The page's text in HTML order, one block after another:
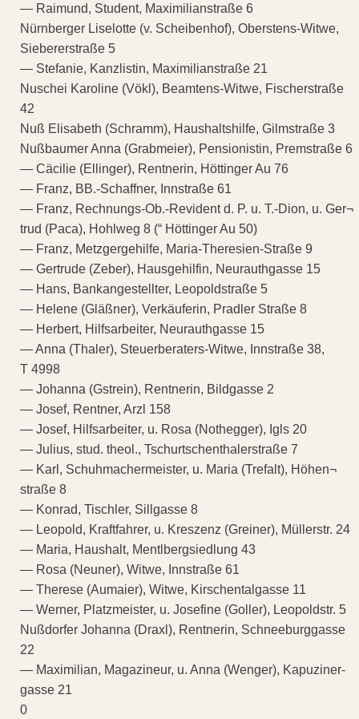
— Raimund, Student, Maximilianstraße 6
Nürnberger Liselotte (v. Scheibenhof), Oberstens-Witwe,
Siebererstraße 5
— Stefanie, Kanzlistin, Maximilianstraße 21
Nuschei Karoline (Vökl), Beamtens-Witwe, Fischerstraße
42
Nuß Elisabeth (Schramm), Haushaltshilfe, Gilmstraße 3
Nußbaumer Anna (Grabmeier), Pensionistin, Premstraße 6
— Cäcilie (Ellinger), Rentnerin, Höttinger Au 76
— Franz, BB.-Schaffner, Innstraße 61
— Franz, Rechnungs-Ob.-Revident d. P. u. T.-Dion, u. Ger¬
trud (Paca), Hohlweg 8 (“ Höttinger Au 50)
— Franz, Metzgergehilfe, Maria-Theresien-Straße 9
— Gertrude (Zeber), Hausgehilfin, Neurauthgasse 15
— Hans, Bankangestellter, Leopoldstraße 5
— Helene (Gläßner), Verkäuferin, Pradler Straße 8
— Herbert, Hilfsarbeiter, Neurauthgasse 15
— Anna (Thaler), Steuerberaters-Witwe, Innstraße 38,
T 4998
— Johanna (Gstrein), Rentnerin, Bildgasse 2
— Josef, Rentner, Arzl 158
— Josef, Hilfsarbeiter, u. Rosa (Nothegger), Igls 20
— Julius, stud. theol., Tschurtschenthalerstraße 7
— Karl, Schuhmachermeister, u. Maria (Trefalt), Höhen¬
straße 8
— Konrad, Tischler, Sillgasse 8
— Leopold, Kraftfahrer, u. Kreszenz (Greiner), Müllerstr. 24
— Maria, Haushalt, Mentlbergsiedlung 43
— Rosa (Neuner), Witwe, Innstraße 61
— Therese (Aumaier), Witwe, Kirschentalgasse 11
— Werner, Platzmeister, u. Josefine (Goller), Leopoldstr. 5
Nußdorfer Johanna (Draxl), Rentnerin, Schneeburggasse
22
— Maximilian, Magazineur, u. Anna (Wenger), Kapuziner-
gasse 21
0